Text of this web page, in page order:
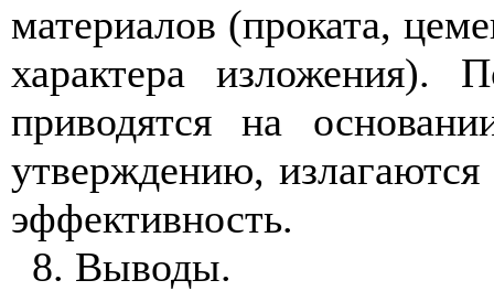
материалов (проката,
характера
приводятся на
утверждению,
эффективность.
8. Выводы.